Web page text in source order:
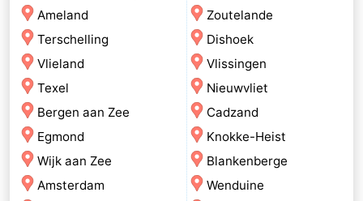
Ameland
Terschelling
Vlieland
Texel
Bergen aan Zee
Egmond
Wijk aan Zee
Amsterdam
Zoutelande
Dishoek
Vlissingen
Nieuwvliet
Cadzand
Knokke-Heist
Blankenberge
Wenduine